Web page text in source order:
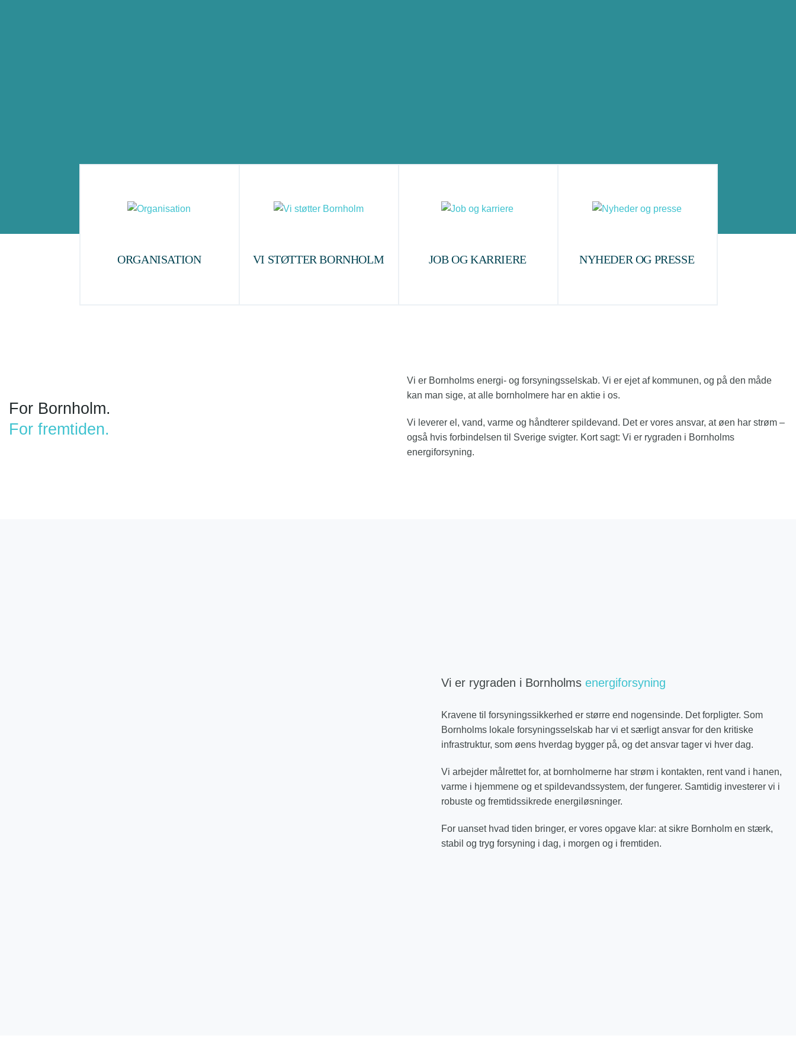
ORGANISATION VI STØTTER BORNHOLM JOB OG KARRIERE NYHEDER OG PRESSE
For Bornholm.
For fremtiden.
Vi er Bornholms energi- og forsyningsselskab. Vi er ejet af kommunen, og på den måde
kan man sige, at alle bornholmere har en aktie i os.
Vi leverer el, vand, varme og håndterer spildevand. Det er vores ansvar, at øen har strøm –
også hvis forbindelsen til Sverige svigter. Kort sagt: Vi er rygraden i Bornholms
energiforsyning.
Vi er rygraden i Bornholms energiforsyning
Kravene til forsyningssikkerhed er større end nogensinde. Det forpligter. Som
Bornholms lokale forsyningsselskab har vi et særligt ansvar for den kritiske
infrastruktur, som øens hverdag bygger på, og det ansvar tager vi hver dag.
Vi arbejder målrettet for, at bornholmerne har strøm i kontakten, rent vand i hanen,
varme i hjemmene og et spildevandssystem, der fungerer. Samtidig investerer vi i
robuste og fremtidssikrede energiløsninger.
For uanset hvad tiden bringer, er vores opgave klar: at sikre Bornholm en stærk,
stabil og tryg forsyning i dag, i morgen og i fremtiden.